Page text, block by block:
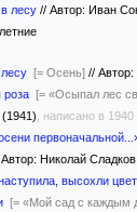
лесу // Автор: Иван
[= Осень] //
роза [= «Осыпал лес
(1941) , написано в 1940
Автор: Николай Сладков
высохли
[= «Мой сад с каждым